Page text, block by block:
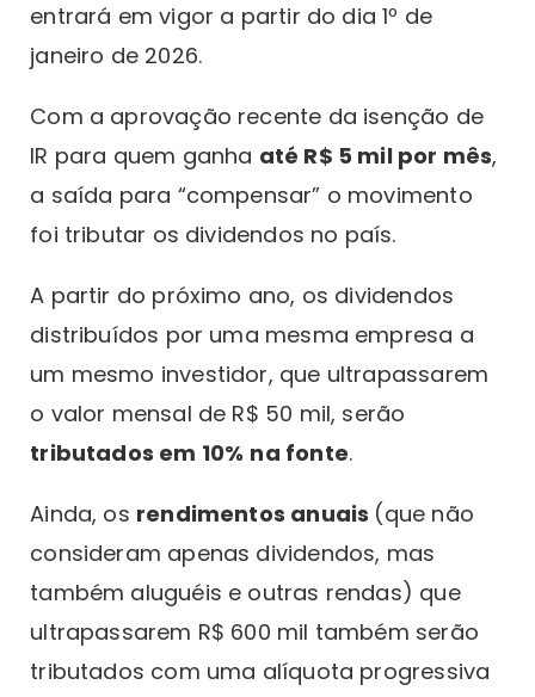
entrará em vigor a partir do dia 1º de
janeiro de 2026.
Com a aprovação recente da isenção de
IR para quem ganha até R$ 5 mil por mês,
a saída para “compensar” o movimento
foi tributar os dividendos no país.
A partir do próximo ano, os dividendos
distribuídos por uma mesma empresa a
um mesmo investidor, que ultrapassarem
o valor mensal de R$ 50 mil, serão
tributados em 10% na fonte.
Ainda, os rendimentos anuais (que não
consideram apenas dividendos, mas
também aluguéis e outras rendas) que
ultrapassarem R$ 600 mil também serão
tributados com uma alíquota progressiva